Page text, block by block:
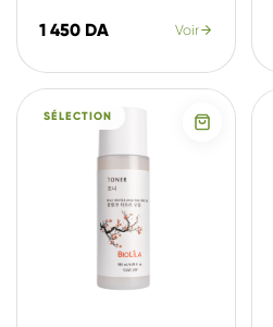
1 450 DA Voir
SÉLECTION